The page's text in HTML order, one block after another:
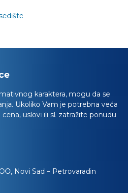
karaktera, mogu da se
Ukoliko Vam je potrebna veća
uslovi ili sl. zatražite ponudu
Novi Sad – Petrovaradin